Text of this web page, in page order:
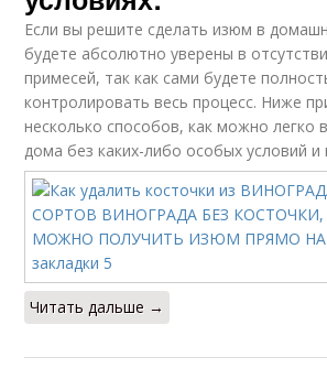
Если вы решите сделать изюм в
будете абсолютно уверены в
примесей, так как сами будете
контролировать весь процесс. Ниже
несколько способов, как можно легко
дома без каких-либо особых условий и
Читать дальше →